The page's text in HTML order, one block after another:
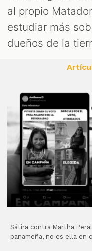
al propio
estudiar más
dueños de la
Sátira contra Martha
panameña, no es ella en